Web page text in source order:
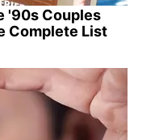
'90s Couples
Complete List